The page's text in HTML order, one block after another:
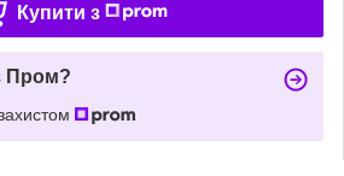
Купити з
Пром?